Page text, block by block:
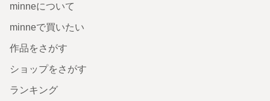
minneについて
minneで買いたい
作品をさがす
ショップをさがす
ランキング